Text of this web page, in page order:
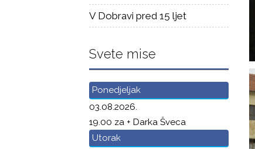
V Dobravi pred 15 ljet
Svete mise
Ponedjeljak
03.08.2026.
19.00 za + Darka Šveca
Utorak